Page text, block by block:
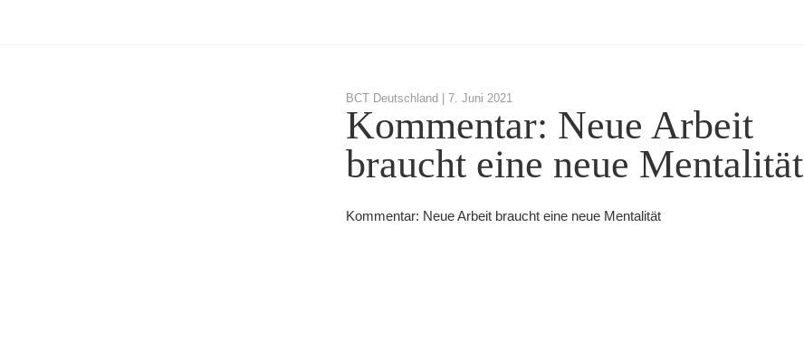
BCT Deutschland | 7. Juni 2021
Kommentar: Neue Arbeit
braucht eine neue Mentalität
Kommentar: Neue Arbeit braucht eine neue Mentalität